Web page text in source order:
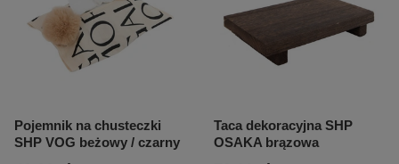
Pojemnik na chusteczki
SHP VOG beżowy / czarny
Taca dekoracyjna SHP
OSAKA brązowa